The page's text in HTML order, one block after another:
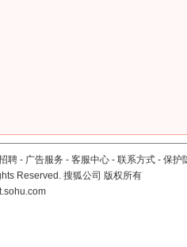
聘 - 广告服务 - 客服中心 - 联系方式 - 保护
Reserved. 搜狐公司 版权所有